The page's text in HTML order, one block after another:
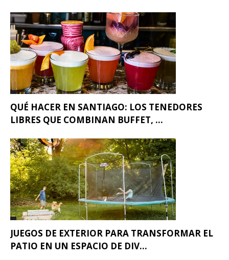
QUÉ HACER EN SANTIAGO: LOS TENEDORES
LIBRES QUE COMBINAN BUFFET, ...
JUEGOS DE EXTERIOR PARA TRANSFORMAR EL
PATIO EN UN ESPACIO DE DIV...